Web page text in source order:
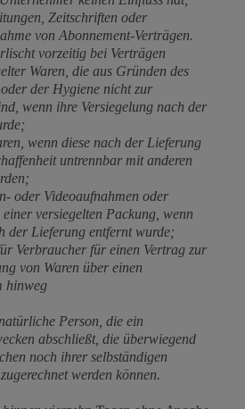
Zeitschriften oder
von Abonnement-Verträgen.
vorzeitig bei Verträgen
Waren, die aus Gründen des
oder der Hygiene nicht zur
wenn ihre Versiegelung nach der
wenn diese nach der Lieferung
untrennbar mit anderen
oder Videoaufnahmen oder
versiegelten Packung, wenn
der Lieferung entfernt wurde;
Verbraucher für einen Vertrag zur
von Waren über einen
hinweg
Person, die ein
abschließt, die überwiegend
noch ihrer selbständigen
werden können.